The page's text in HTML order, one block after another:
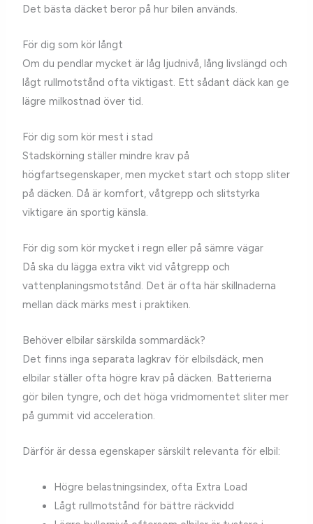
Det bästa däcket beror på hur bilen används.
För dig som kör långt
Om du pendlar mycket är låg ljudnivå, lång livslängd och
lågt rullmotstånd ofta viktigast. Ett sådant däck kan ge
lägre milkostnad över tid.
För dig som kör mest i stad
Stadskörning ställer mindre krav på
högfartsegenskaper, men mycket start och stopp sliter
på däcken. Då är komfort, våtgrepp och slitstyrka
viktigare än sportig känsla.
För dig som kör mycket i regn eller på sämre vägar
Då ska du lägga extra vikt vid våtgrepp och
vattenplaningsmotstånd. Det är ofta här skillnaderna
mellan däck märks mest i praktiken.
Behöver elbilar särskilda sommardäck?
Det finns inga separata lagkrav för elbilsdäck, men
elbilar ställer ofta högre krav på däcken. Batterierna
gör bilen tyngre, och det höga vridmomentet sliter mer
på gummit vid acceleration.
Därför är dessa egenskaper särskilt relevanta för elbil:
Högre belastningsindex, ofta Extra Load
Lågt rullmotstånd för bättre räckvidd